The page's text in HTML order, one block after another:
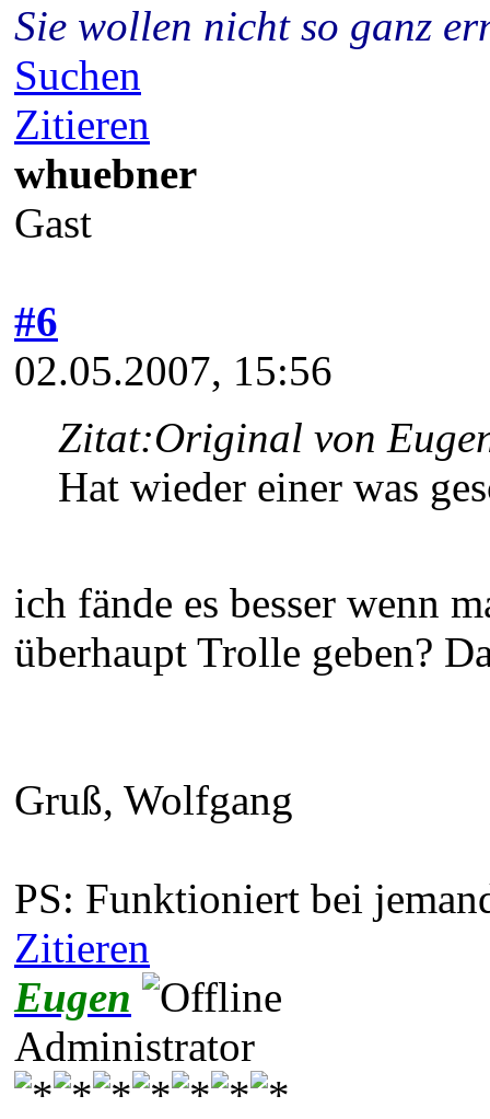
Sie wollen nicht so ganz
Suchen
Zitieren
whuebner
Gast
#6
02.05.2007, 15:56
Zitat:Original von
Hat wieder einer was
ich fände es besser wenn
überhaupt Trolle geben?
Gruß, Wolfgang
PS: Funktioniert bei
Zitieren
Eugen
Administrator